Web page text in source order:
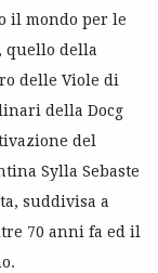
il mondo per le
quello della
delle Viole di
della Docg
del
Sylla Sebaste
suddivisa a
70 anni fa ed il